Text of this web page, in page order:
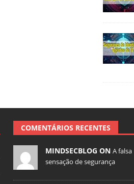
COMENTÁRIOS RECENTES
MINDSECBLOG ON A falsa
sensação de segurança